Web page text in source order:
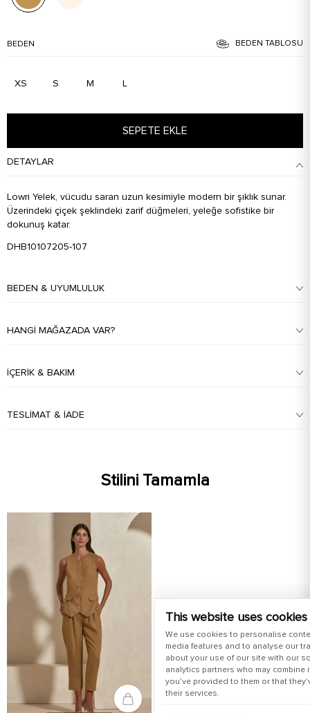
This website uses cookies
We use cookies to personalise
media features and to analyse our
about your use of our site with our
analytics partners who may
you’ve provided to them or that
their services.
BEDEN BEDEN TABLOSU
XS S M L
SEPETE EKLE
DETAYLAR
Lowri Yelek, vücudu saran uzun kesimiyle modern bir şıklık sunar.
Üzerindeki çiçek şeklindeki zarif düğmeleri, yeleğe sofistike bir
dokunuş katar.
DHB10107205-107
BEDEN & UYUMLULUK
HANGI MAĞAZADA VAR?
İÇERIK & BAKIM
TESLIMAT & İADE
Stilini Tamamla